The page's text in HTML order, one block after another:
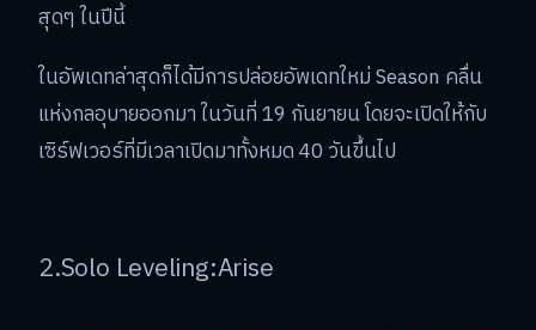
สุดๆ ในปีนี้
ในอัพเดทล่าสุดก็ได้มีการปล่อยอัพเดทใหม่ Season คลื่น
แห่งกลอุบายออกมา ในวันที่ 19 กันยายน โดยจะเปิดให้กับ
เซิร์ฟเวอร์ที่มีเวลาเปิดมาทั้งหมด 40 วันขึ้นไป
2.Solo Leveling:Arise